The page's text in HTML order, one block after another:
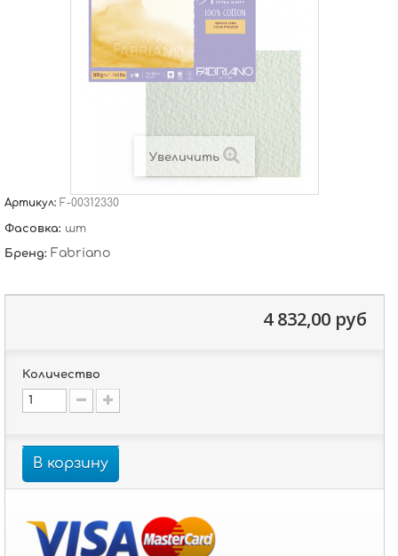
Увеличить
Артикул: F-00312330
Фасовка: шт
Бренд: Fabriano
4 832,00 руб
Количество
В корзину